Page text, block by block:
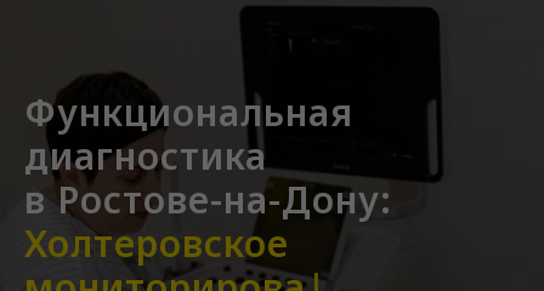
Функциональная
диагностика
в Ростове-на-Дону:
Холтеровское мони